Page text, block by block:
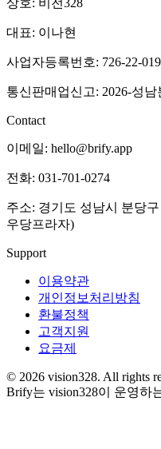
상호: 비전328
대표: 이나현
사업자등록번호: 726-22-
통신판매업신고: 2026-성남
Contact
이메일: hello@brify.app
전화: 031-701-0274
주소: 경기도 성남시 분당
우당프라자)
Support
이용약관
개인정보처리방침
환불정책
고객지원
요금제
© 2026 vision328. All rights
Brify는 vision328이 운영하